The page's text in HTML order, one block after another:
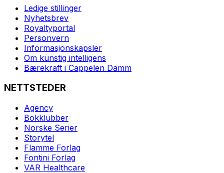
Ledige stillinger
Nyhetsbrev
Royaltyportal
Personvern
Informasjonskapsler
Om kunstig intelligens
Bærekraft i Cappelen Damm
NETTSTEDER
Agency
Bokklubber
Norske Serier
Storytel
Flamme Forlag
Fontini Forlag
VAR Healthcare